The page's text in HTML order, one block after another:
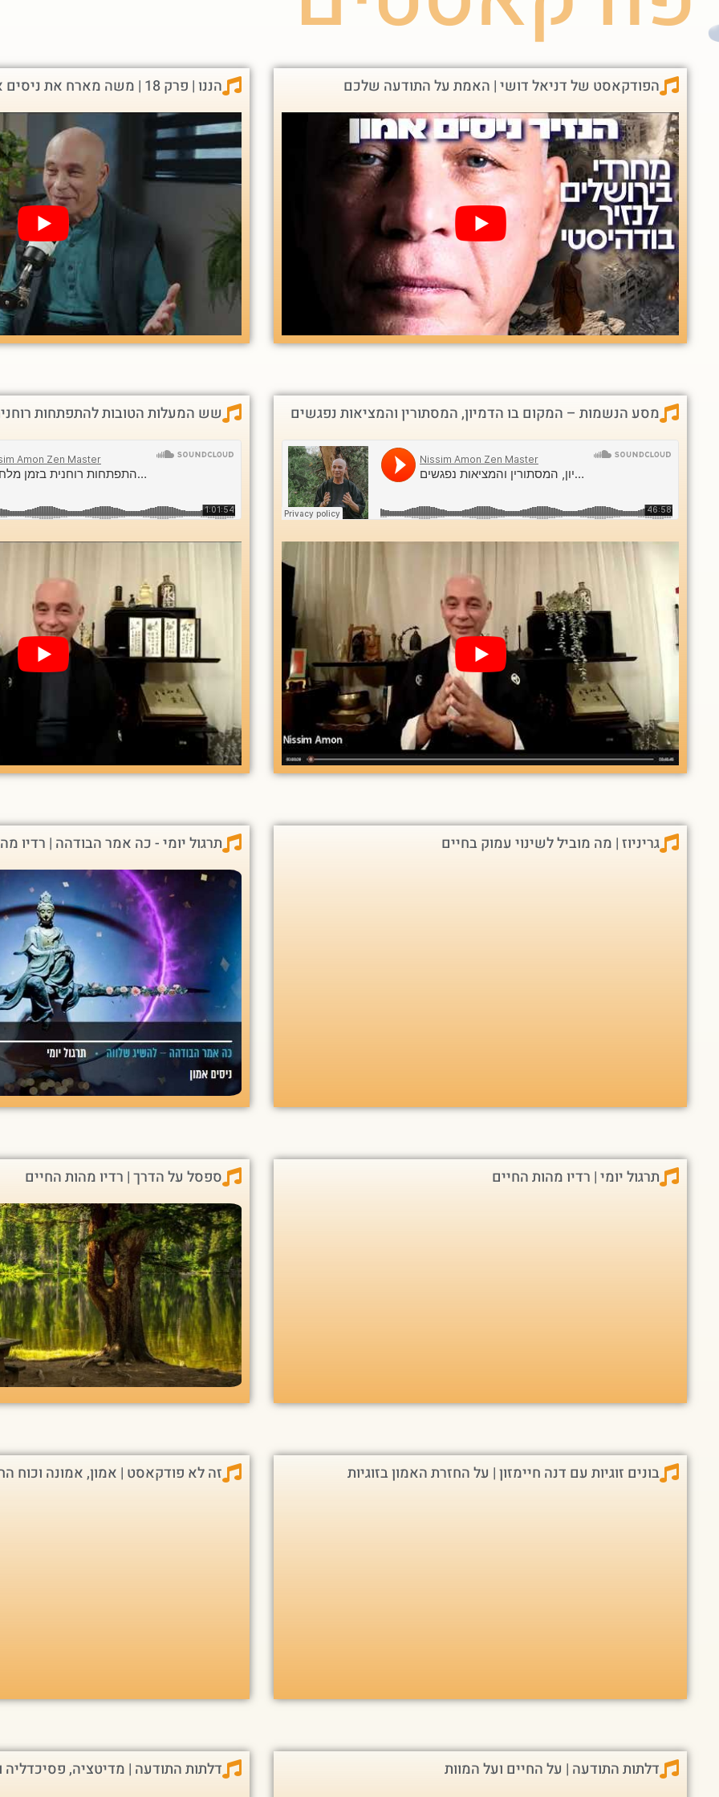
הפודקאסט של דניאל דושי | האמת על התודעה שלכם הננו | פרק 18 | משה מארח את ניסים אמון
מסע הנשמות – המקום בו הדמיון, המסתורין והמציאות נפגשים שש המעלות הטובות להתפתחות
גריניוז | מה מוביל לשינוי עמוק בחיים תרגול יומי - כה אמר הבודהה | רדיו
תרגול יומי | רדיו מהות החיים ספסל על הדרך | רדיו מהות החיים
בונים זוגיות עם דנה חיימזון | על החזרת האמון בזוגיות זה לא פודקאסט | אמון, אמונה וכוח
דלתות התודעה | על החיים ועל המוות דלתות התודעה | מדיטציה, פסיכדליה